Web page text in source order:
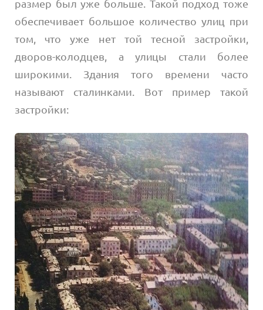
размер был уже больше. Такой подход тоже
обеспечивает большое количество улиц при
том, что уже нет той тесной застройки,
дворов-колодцев, а улицы стали более
широкими. Здания того времени часто
называют сталинками. Вот пример такой
застройки: